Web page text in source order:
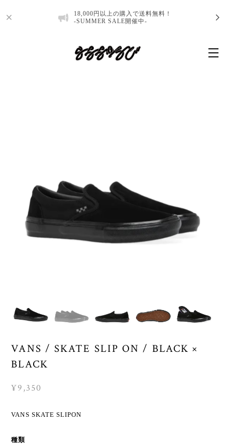
18,000円以上の購入で送料無料！
-SUMMER SALE開催中-
VANS / SKATE SLIP ON / BLACK ×
BLACK
¥9,350
VANS SKATE SLIPON
種類